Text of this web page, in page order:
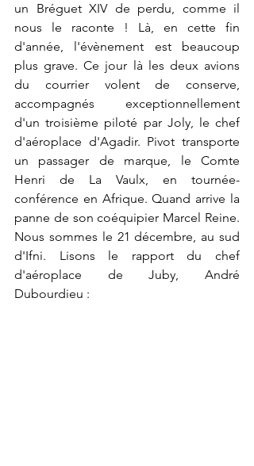
un Bréguet XIV de perdu, comme il
nous le raconte ! Là, en cette fin
d'année, l'évènement est beaucoup
plus grave. Ce jour là les deux avions
du courrier volent de conserve,
accompagnés exceptionnellement
d'un troisième piloté par Joly, le chef
d'aéroplace d'Agadir. Pivot transporte
un passager de marque, le Comte
Henri de La Vaulx, en tournée-
conférence en Afrique. Quand arrive la
panne de son coéquipier Marcel Reine.
Nous sommes le 21 décembre, au sud
d'Ifni. Lisons le rapport du chef
d'aéroplace de Juby, André
Dubourdieu :